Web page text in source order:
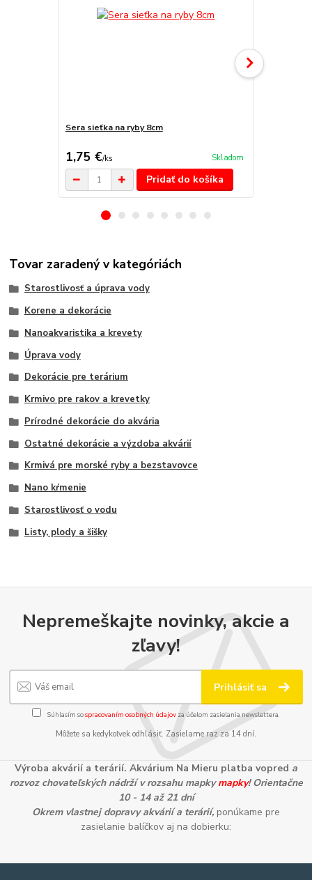
Sera sieťka na ryby 8cm
1,75 €/ks Skladom
Pridať do košíka
Tovar zaradený v kategóriách
Starostlivosť a úprava vody
Korene a dekorácie
Nanoakvaristika a krevety
Úprava vody
Dekorácie pre terárium
Krmivo pre rakov a krevetky
Prírodné dekorácie do akvária
Ostatné dekorácie a výzdoba akvárií
Krmivá pre morské ryby a bezstavovce
Nano kŕmenie
Starostlivosť o vodu
Listy, plody a šišky
Nepremeškajte novinky, akcie a
zľavy!
Prihlásiť sa
Súhlasím sospracovaním osobných údajov za účelom zasielania newslettera.
Môžete sa kedykoľvek odhlásiť. Zasielame raz za 14 dní.
Výroba akvárií a terárií. Akvárium Na Mieru platba vopred a
rozvoz chovateľských nádrží v rozsahu mapkymapky! Orientačne
10 - 14 až 21 dní
Okrem vlastnej dopravy akvárií a terárií, ponúkame pre
zasielanie balíčkov aj na dobierku: